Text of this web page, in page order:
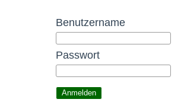
Benutzername
Passwort